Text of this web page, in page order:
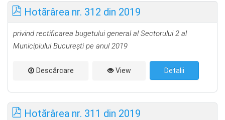
Hotărârea nr. 312 din 2019
privind rectificarea bugetului general al Sectorului 2 al
Municipiului Bucureşti pe anul 2019
Descărcare View Detalii
Hotărârea nr. 311 din 2019